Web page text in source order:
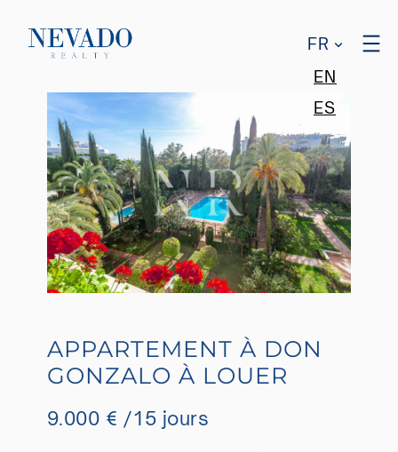
FR
EN
ES
APPARTEMENT À DON
GONZALO À LOUER
9.000 € /15 jours